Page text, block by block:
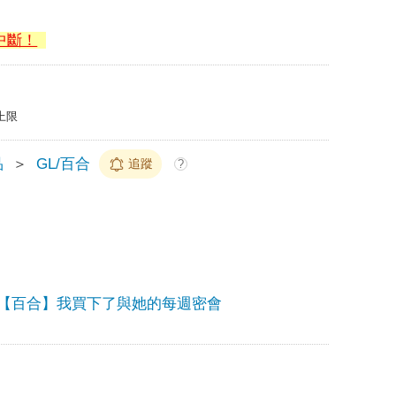
！
限
＞ GL/百合 追蹤 ?
百合】我買下了與她的每週密會